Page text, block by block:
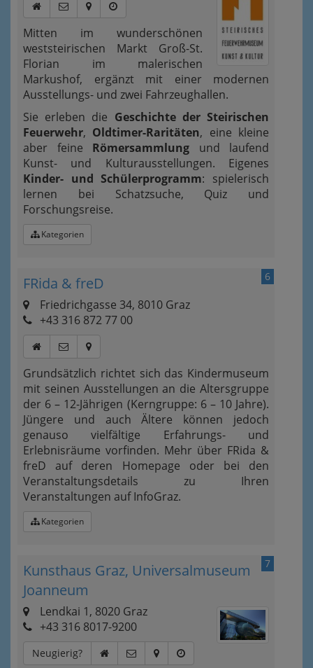
Mitten im wunderschönen
weststeirischen Markt Groß-St.
Florian im malerischen
Markushof, ergänzt mit einer modernen
Ausstellungs- und zwei Fahrzeughallen.
Sie erleben die Geschichte der Steirischen
Feuerwehr, Oldtimer-Raritäten, eine kleine
aber feine Römersammlung und laufend
Kunst- und Kulturausstellungen. Eigenes
Kinder- und Schülerprogramm: spielerisch
lernen bei Schatzsuche, Quiz und
Forschungsreise.
Kategorien
6
FRida & freD
Friedrichgasse 34, 8010 Graz
+43 316 872 77 00
Grundsätzlich richtet sich das Kindermuseum
mit seinen Ausstellungen an die Altersgruppe
der 6 – 12-Jährigen (Kerngruppe: 6 – 10 Jahre).
Jüngere und auch Ältere können jedoch
genauso vielfältige Erfahrungs- und
Erlebnisräume vorfinden. Mehr über FRida &
freD auf deren Homepage oder bei den
Veranstaltungsdetails zu Ihren
Veranstaltungen auf InfoGraz.
Kategorien
7
Kunsthaus Graz, Universalmuseum
Joanneum
Lendkai 1, 8020 Graz
+43 316 8017-9200
Neugierig?